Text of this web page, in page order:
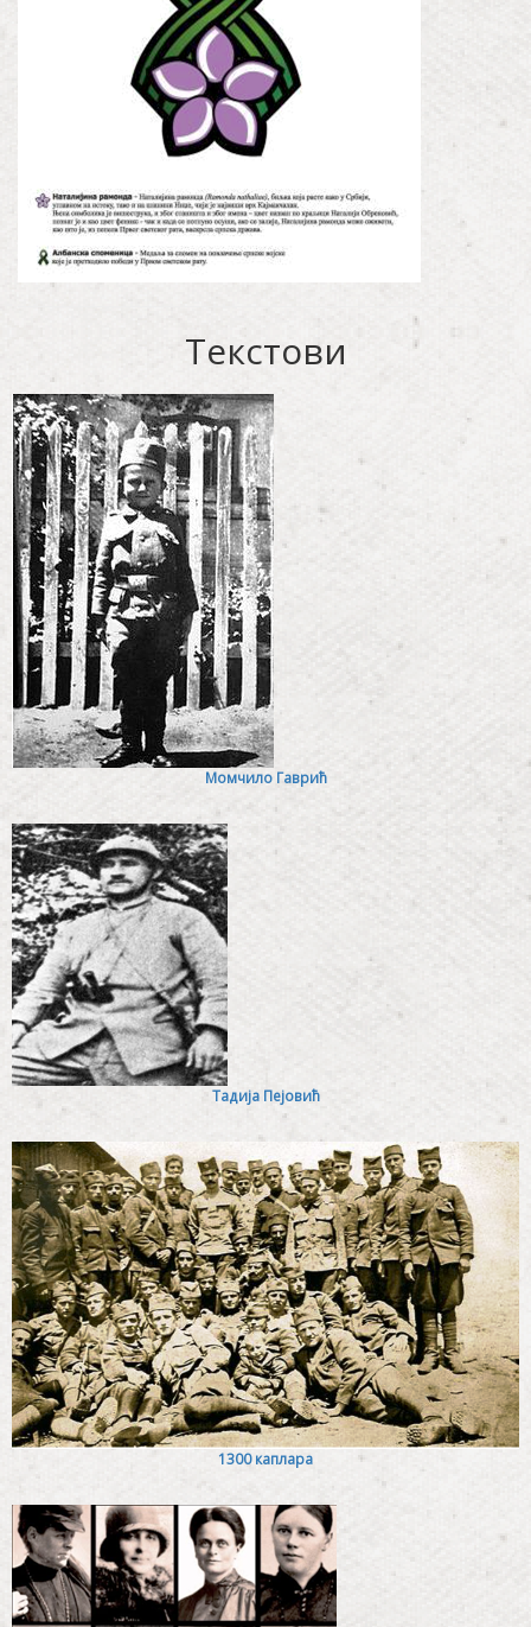
Текстови
Момчило Гаврић
Тадија Пејовић
1300 каплара